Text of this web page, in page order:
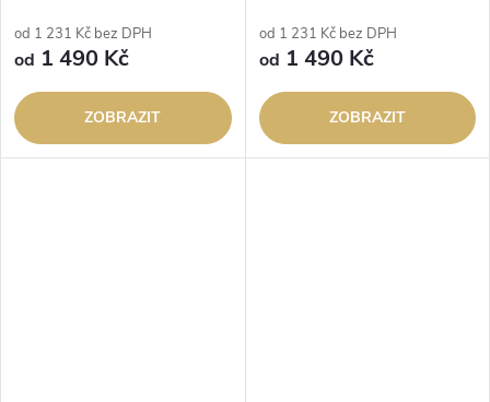
od 1 231 Kč bez DPH
od 1 490 Kč
ZOBRAZIT
od 1 231 Kč bez DPH
od 1 490 Kč
ZOBRAZIT